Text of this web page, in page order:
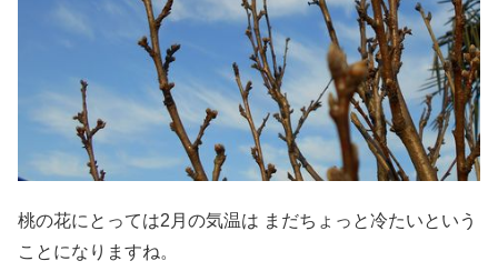
桃の花にとっては2月の気温は まだちょっと冷たいという
ことになりますね。